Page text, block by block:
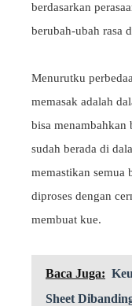
berdasarkan
berubah-ubah rasa
Menurutku
memasak adalah
bisa menambahkan
sudah berada di
memastikan semua
diproses dengan
membuat kue.
Baca Juga:
Sheet